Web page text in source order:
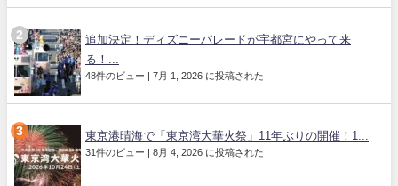
追加決定！ディズニーパレードが宇都宮にやって来
る！...
48件のビュー | 7月 1, 2026 に投稿された
東京港晴海で「東京湾大華火祭」11年ぶりの開催！1...
31件のビュー | 8月 4, 2026 に投稿された